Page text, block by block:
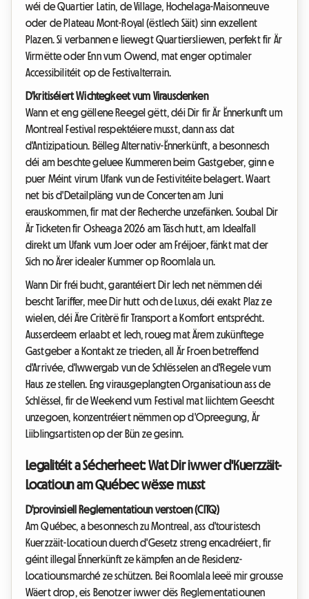
wéi de Quartier Latin, de Village, Hochelaga-Maisonneuve
oder de Plateau Mont-Royal (ëstlech Säit) sinn exzellent
Plazen. Si verbannen e liewegt Quartiersliewen, perfekt fir Är
Virmëtte oder Enn vum Owend, mat enger optimaler
Accessibilitéit op de Festivalterrain.
D'kritiséiert Wichtegkeet vum Virausdenken
Wann et eng gëllene Reegel gëtt, déi Dir fir Är Ënnerkunft um
Montreal Festival respektéiere musst, dann ass dat
d'Antizipatioun. Bëlleg Alternativ-Ënnerkünft, a besonnesch
déi am beschte geluee Kummeren beim Gastgeber, ginn e
puer Méint virum Ufank vun de Festivitéite belagert. Waart
net bis d'Detailpläng vun de Concerten am Juni
erauskommen, fir mat der Recherche unzefänken. Soubal Dir
Är Ticketen fir Osheaga 2026 am Täsch hutt, am Idealfall
direkt um Ufank vum Joer oder am Fréijoer, fänkt mat der
Sich no Ärer idealer Kummer op Roomlala un.
Wann Dir fréi bucht, garantéiert Dir Iech net nëmmen déi
bescht Tariffer, mee Dir hutt och de Luxus, déi exakt Plaz ze
wielen, déi Äre Critèrë fir Transport a Komfort entsprécht.
Ausserdeem erlaabt et Iech, roueg mat Ärem zukünftege
Gastgeber a Kontakt ze trieden, all Är Froen betreffend
d'Arrivée, d'Iwwergab vun de Schlësselen an d'Regele vum
Haus ze stellen. Eng virausgeplangten Organisatioun ass de
Schlëssel, fir de Weekend vum Festival mat liichtem Geescht
unzegoen, konzentréiert nëmmen op d'Opreegung, Är
Liiblingsartisten op der Bün ze gesinn.
Legalitéit a Sécherheet: Wat Dir iwwer d'Kuerzzäit-
Locatioun am Québec wësse musst
D'provinsiell Reglementatioun verstoen (CITQ)
Am Québec, a besonnesch zu Montreal, ass d'touristesch
Kuerzzäit-Locatioun duerch d'Gesetz streng encadréiert, fir
géint illegal Ënnerkünft ze kämpfen an de Residenz-
Locatiounsmarché ze schützen. Bei Roomlala leeë mir grousse
Wäert drop, eis Benotzer iwwer dës Reglementatiounen